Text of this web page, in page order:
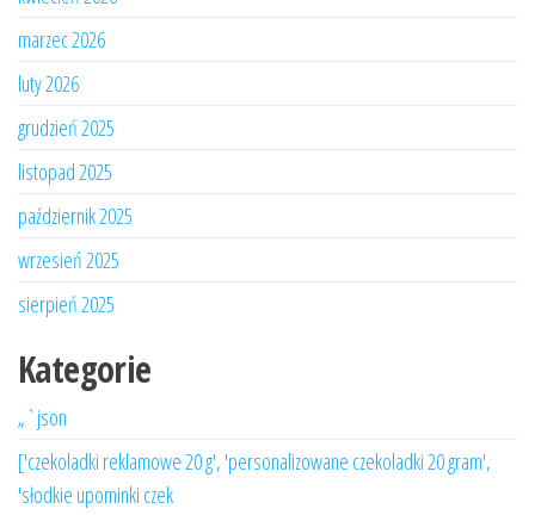
marzec 2026
luty 2026
grudzień 2025
listopad 2025
październik 2025
wrzesień 2025
sierpień 2025
Kategorie
„`json
['czekoladki reklamowe 20 g', 'personalizowane czekoladki 20 gram',
'słodkie upominki czek